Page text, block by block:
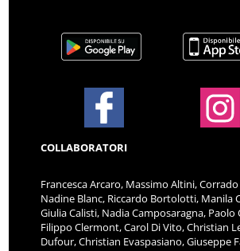
COLLABORATORI
Francesca Arcaro, Massimo Altini,
Nadine Blanc, Riccardo Bortolotti, Manila
Giulia Calisti, Nadia Camposaragna, Paolo
Filippo Clermont, Carol Di Vito, Christian
Dufour, Christian Evaspasiano, Giuseppe